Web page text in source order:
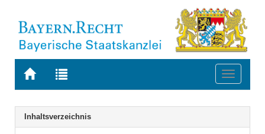
Zur
BAYERN.RECHT
Zur
letzten
Suche
Toggle
Navigation
Inhaltsverzeichnis